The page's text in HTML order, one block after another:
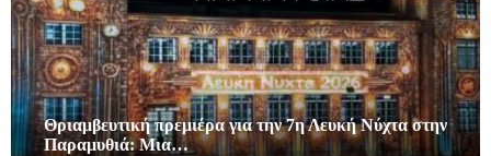
Θριαμβευτική πρεμιέρα για την 7η Λευκή Νύχτα στην
Παραμυθιά: Μια…